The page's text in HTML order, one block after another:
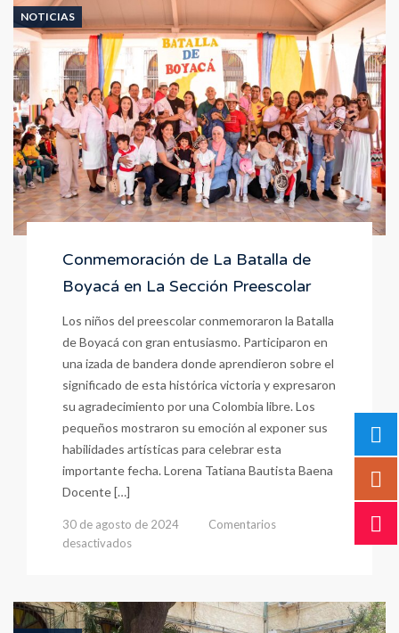
Ser!
NOTICIAS
Conmemoración de La Batalla de
Boyacá en La Sección Preescolar
Los niños del preescolar conmemoraron la Batalla
de Boyacá con gran entusiasmo. Participaron en
una izada de bandera donde aprendieron sobre el
significado de esta histórica victoria y expresaron
su agradecimiento por una Colombia libre. Los
pequeños mostraron su emoción al exponer sus
habilidades artísticas para celebrar esta
importante fecha. Lorena Tatiana Bautista Baena
Docente […]
30 de agosto de 2024
Comentarios
desactivados
Batalla